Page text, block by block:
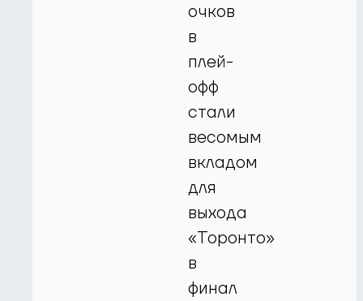
очков
в
плей-
офф
стали
весомым
вкладом
для
выхода
«Торонто»
в
финал